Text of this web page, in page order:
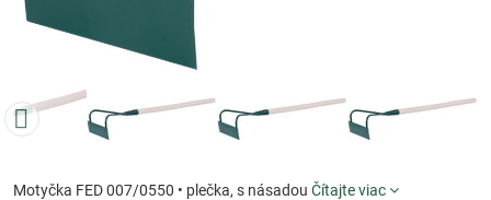
Motyčka FED 007/0550 • plečka, s násadou Čítajte viac